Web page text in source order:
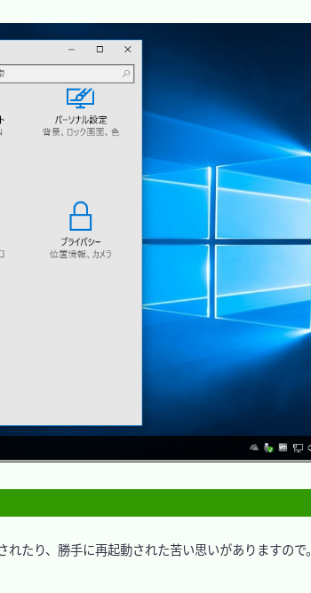
たり、勝手に再起動された苦い思いがありますので。